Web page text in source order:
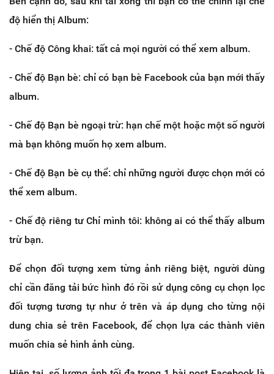
độ hiển thị Album:
- Chế độ Công khai: tất cả mọi người có thể xem album.
- Chế độ Bạn bè: chỉ có bạn bè Facebook của bạn mới thấy
album.
- Chế độ Bạn bè ngoại trừ: hạn chế một hoặc một số người
mà bạn không muốn họ xem album.
- Chế độ Bạn bè cụ thể: chỉ những người được chọn mới có
thể xem album.
- Chế độ riêng tư Chỉ mình tôi: không ai có thể thấy album
trừ bạn.
Để chọn đối tượng xem từng ảnh riêng biệt, người dùng
chỉ cần đăng tải bức hình đó rồi sử dụng công cụ chọn lọc
đối tượng tương tự như ở trên và áp dụng cho từng nội
dung chia sẻ trên Facebook, để chọn lựa các thành viên
muốn chia sẻ hình ảnh cùng.